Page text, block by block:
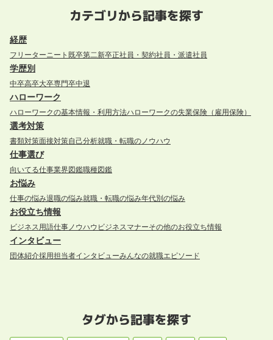
カテゴリから記事を探す
経歴
フリーター ニート 既卒第二新卒正社員・契約社員・派遣社員
学歴別
中卒高卒大卒専門卒中退
ハローワーク
ハローワークの基本情報・利用方法ハローワークの失業保険（雇用保険）
選考対策
書類対策面接対策自己分析就職・転職のノウハウ
仕事選び
向いてる仕事業界図鑑職種図鑑
お悩み
仕事の悩み退職の悩み就職・転職の悩み年代別の悩み
お役立ち情報
ビジネス用語仕事ノウハウ ビジネスマナーその他のお役立ち情報
インタビュー
団体紹介採用担当者インタビューみんなの就職エピソード
タグから記事を探す